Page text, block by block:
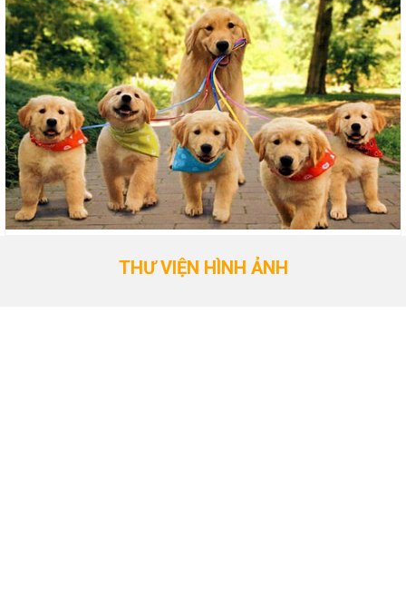
THƯ VIỆN HÌNH ẢNH